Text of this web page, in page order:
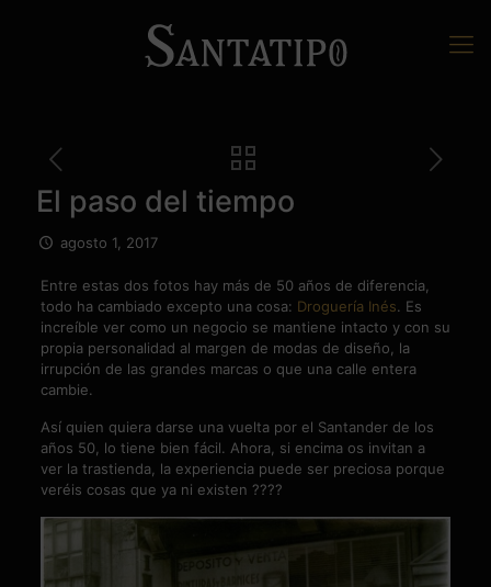
El paso del tiempo
agosto 1, 2017
Entre estas dos fotos hay más de 50 años de diferencia,
todo ha cambiado excepto una cosa: Droguería Inés. Es
increíble ver como un negocio se mantiene intacto y con su
propia personalidad al margen de modas de diseño, la
irrupción de las grandes marcas o que una calle entera
cambie.
Así quien quiera darse una vuelta por el Santander de los
años 50, lo tiene bien fácil. Ahora, si encima os invitan a
ver la trastienda, la experiencia puede ser preciosa porque
veréis cosas que ya ni existen ????